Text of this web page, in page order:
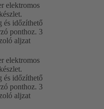
elektromos
és időzíthető
ponthoz. 3
aljzat
elektromos
és időzíthető
ponthoz. 3
aljzat